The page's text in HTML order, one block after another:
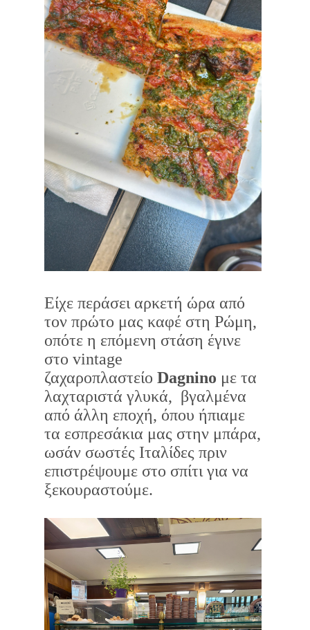
Είχε περάσει αρκετή ώρα από
τον πρώτο μας καφέ στη Ρώμη,
οπότε η επόμενη στάση έγινε
στο vintage
ζαχαροπλαστείο Dagnino με τα
λαχταριστά γλυκά, βγαλμένα
από άλλη εποχή, όπου ήπιαμε
τα εσπρεσάκια μας στην μπάρα,
ωσάν σωστές Ιταλίδες πριν
επιστρέψουμε στο σπίτι για να
ξεκουραστούμε.